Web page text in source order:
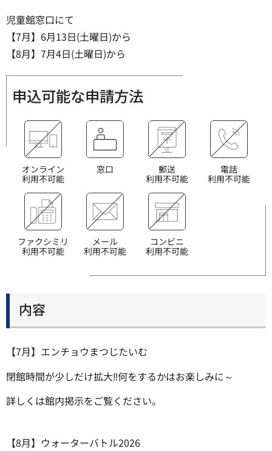
児童館窓口にて
【7月】6月13日(土曜日)から
【8月】7月4日(土曜日)から
申込可能な申請方法
オンライン
利用不可能
窓口
郵送
利用不可能
電話
利用不可能
ファクシミリ
利用不可能
メール
利用不可能
コンビニ
利用不可能
内容
【7月】エンチョウまつじたいむ
閉館時間が少しだけ拡大‼何をするかはお楽しみに～
詳しくは館内掲示をご覧ください。
【8月】ウォーターバトル2026